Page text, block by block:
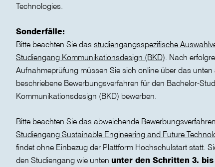
Technologies.
Sonderfälle:
Bitte beachten Sie das studiengangsspezifische
Studiengang Kommunikationsdesign (BKD) . Nach
Aufnahmeprüfung müssen Sie sich online über das unten
beschriebene Bewerbungsverfahren für den Bachelor-
Kommunikationsdesign (BKD) bewerben.
Bitte beachten Sie das abweichende
Studiengang Sustainable Engineering and Future
findet ohne Einbezug der Plattform Hochschulstart statt.
den Studiengang wie unten unter den Schritten 3. bis